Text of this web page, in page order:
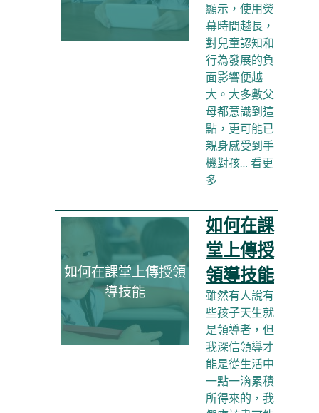
顯示，使用熒
幕時間越長，
對兒童認知和
行為發展的負
面影響便越
大。大多數父
母都意識到這
點，更可能已
親身感受到手
機對孩… 看更
多
如何在課堂上傳授領
導技能
如何在課
堂上傳授
領導技能
雖然有人說有
些孩子天生就
是領導者，但
我深信領導才
能是從生活中
一點一滴累積
所得來的，我